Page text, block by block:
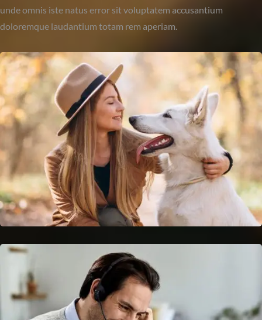
unde omnis iste natus error sit voluptatem accusantium
doloremque laudantium totam rem aperiam.